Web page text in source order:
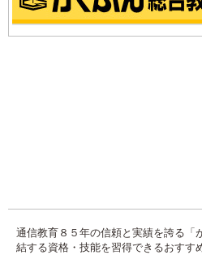
通信教育８５年の信頼と実績を誇る「
結する資格・技能を習得できるおすす